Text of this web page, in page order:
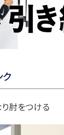
ク
肘をつける